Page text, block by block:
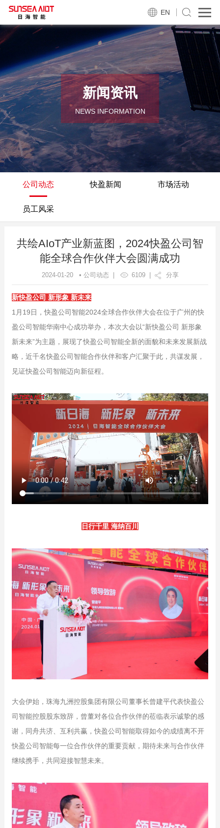
EN
新闻资讯
NEWS INFORMATION
公司动态 快盈新闻 市场活动
员工风采
共绘AIoT产业新蓝图，2024快盈公司智
能全球合作伙伴大会圆满成功
2024-01-20 • 公司动态 | 6109| 分享
新快盈公司 新形象 新未来
1月19日，快盈公司智能2024全球合作伙伴大会在位于广州的快
盈公司智能华南中心成功举办，本次大会以“新快盈公司 新形象
新未来”为主题，展现了快盈公司智能全新的面貌和未来发展新战
略，近千名快盈公司智能合作伙伴和客户汇聚于此，共谋发展，
见证快盈公司智能迈向新征程。
日行千里 海纳百川
大会伊始，珠海九洲控股集团有限公司董事长曾建平代表快盈公
司智能控股股东致辞，曾董对各位合作伙伴的莅临表示诚挚的感
谢，同舟共济、互利共赢，快盈公司智能取得如今的成绩离不开
快盈公司智能每一位合作伙伴的重要贡献，期待未来与合作伙伴
继续携手，共同迎接智慧未来。